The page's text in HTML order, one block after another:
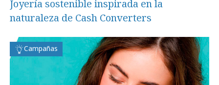
Joyería sostenible inspirada en la
naturaleza de Cash Converters
Campañas